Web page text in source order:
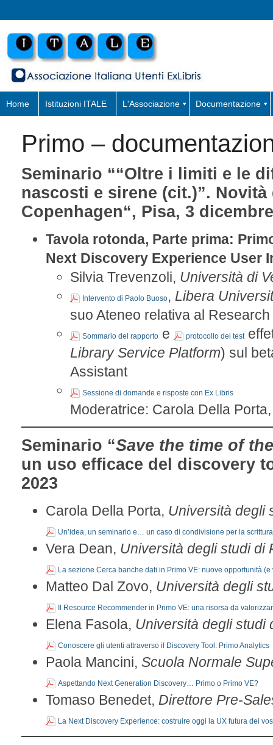
Home Istituzioni ITALE L'Associazione Documentazione
Primo –
Seminario ““Oltre i limiti e le
nascosti e sirene (cit.)”. Novità
Copenhagen“, Pisa, 3
Tavola rotonda, Parte prima:
Next Discovery Experience User
Silvia Trevenzoli, Università di
Intervento di Paolo Buoso, Libera
suo Ateneo relativa al
Sommario del rapporto e protocollo dei test
Library Service Platform) sul
Assistant
Sessione di domande e risposte con Ex Libris
Moderatrice: Carola Della
Seminario “Save the time of
un uso efficace del discovery
2023
Carola Della Porta, Università degli
Un’idea, un seminario e… un caso di condivisione per la
Vera Dean, Università degli studi di
La sezione Cerca banche dati in Primo VE: nuove opportunità
Matteo Dal Zovo, Università degli
Il Resource Recommender in Primo VE: una risorsa da
Elena Fasola, Università degli studi
Conoscere gli utenti attraverso il Discovery Tool: Primo Analytics
Paola Mancini, Scuola Normale
Aspettando Next Generation Discovery… Primo o Primo VE?
Tomaso Benedet, Direttore Pre-
La Next Discovery Experience: costruire oggi la UX futura dei